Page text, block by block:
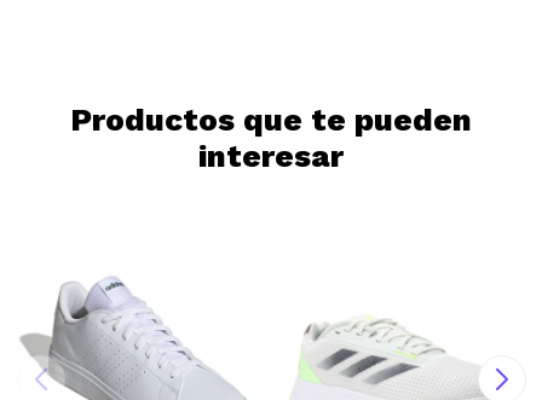
Productos que te pueden
interesar